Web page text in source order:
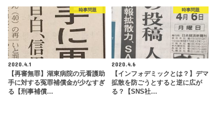
時事問題
2020.4.1
【再審無罪】湖東病院の元看護助
手に対する冤罪補償金が少なすぎ
る【刑事補償…
時事問題
2020.4.6
【インフォデミックとは？】デマ
拡散を防ごうとすると逆に広が
る？【SNS社…